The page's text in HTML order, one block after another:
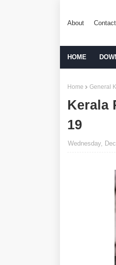
About
HOME
Home General
Kerala
19
Wednesday,